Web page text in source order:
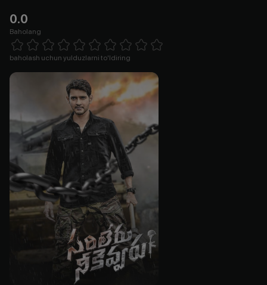
0.0
Baholang
1 Star 2 Stars 3 Stars 4 Stars5 Stars 6 Stars7 Stars8 Stars
baholash uchun yulduzlarni to'ldiring